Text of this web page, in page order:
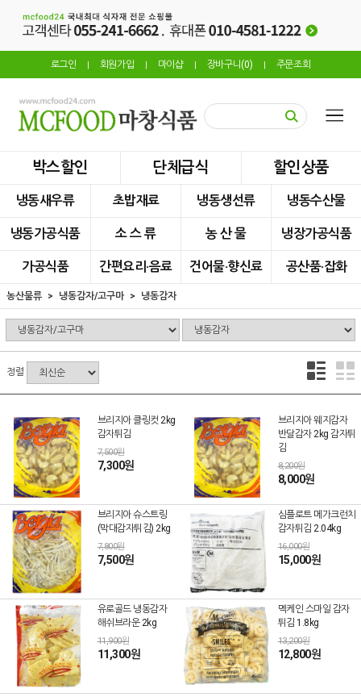
로그인 회원가입 마이샵 장바구니(0) 주문조회
박스할인 단체급식 할인상품
냉동새우류 초밥재료 냉동생선류 냉동수산물
냉동가공식품 소 스 류 농 산 물 냉장가공식품
가공식품 간편요리·음료 건어물·향신료 공산품·잡화
농산물류 냉동감자/고구마 냉동감자
정렬
브리지아 클링컷 2kg
감자튀김
7,500원
7,300원
브리지아 웨지감자
반달감자 2kg 감자튀
김
8,200원
8,000원
브리지아 슈스트링
(막대감자튀김) 2kg
7,800원
7,500원
심플로트 메가크런치
감자튀김 2.04kg
16,000원
15,000원
유로골드 냉동감자
해쉬브라운 2kg
11,900원
11,300원
멕케인 스마일 감자
튀김 1.8kg
13,200원
12,800원